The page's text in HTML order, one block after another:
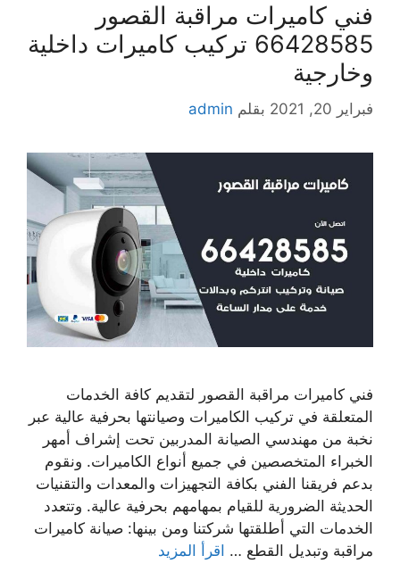
فني كاميرات مراقبة القصور
66428585 تركيب كاميرات داخلية
وخارجية
فبراير 20, 2021 بقلم admin
فني كاميرات مراقبة القصور لتقديم كافة الخدمات
المتعلقة في تركيب الكاميرات وصيانتها بحرفية عالية عبر
نخبة من مهندسي الصيانة المدربين تحت إشراف أمهر
الخبراء المتخصصين في جميع أنواع الكاميرات. ونقوم
بدعم فريقنا الفني بكافة التجهيزات والمعدات والتقنيات
الحديثة الضرورية للقيام بمهامهم بحرفية عالية. وتتعدد
الخدمات التي أطلقتها شركتنا ومن بينها: صيانة كاميرات
مراقبة وتبديل القطع … اقرأ المزيد